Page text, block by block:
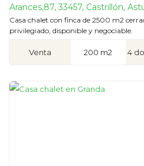
Arances,87, 33457, Castrillón,
Casa chalet con finca de 2500 m2
privilegiado, disponible y negociable.
Venta 200 m2 4